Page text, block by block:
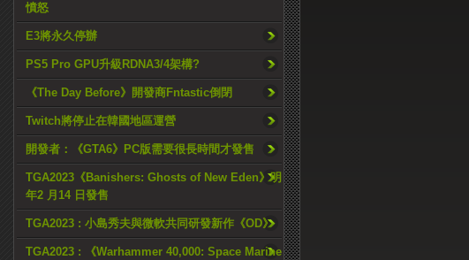
憤怒
E3將永久停辦
PS5 Pro GPU升級RDNA3/4架構?
《The Day Before》開發商Fntastic倒閉
Twitch將停止在韓國地區運營
開發者：《GTA6》PC版需要很長時間才發售
TGA2023《Banishers: Ghosts of New Eden》明
年2 月14 日發售
TGA2023 : 小島秀夫與微軟共同研發新作《OD》
TGA2023 : 《Warhammer 40,000: Space Marine